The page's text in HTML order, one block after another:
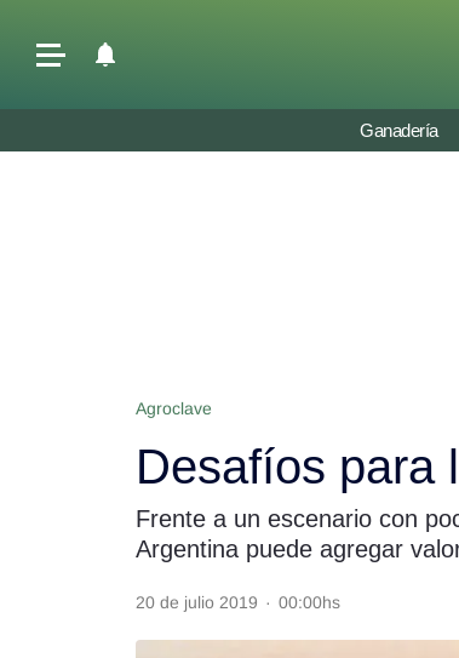
Ganadería
Agroclave
Desafíos para
Frente a un escenario con
Argentina puede agregar
20 de julio 2019 · 00:00hs